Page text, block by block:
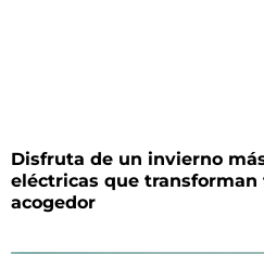
Disfruta de un invierno
eléctricas que transforman
acogedor